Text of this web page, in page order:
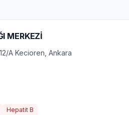
MERKEZİ
A Kecioren, Ankara
Hepatit B